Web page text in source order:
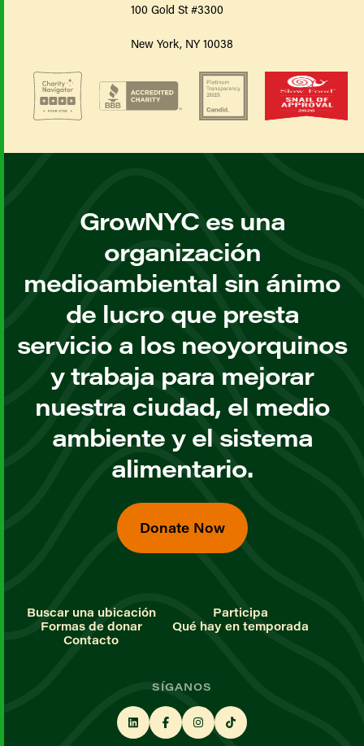
100 Gold St #3300
New York, NY 10038
GrowNYC es una
organización
medioambiental sin ánimo
de lucro que presta
servicio a los neoyorquinos
y trabaja para mejorar
nuestra ciudad, el medio
ambiente y el sistema
alimentario.
Donate Now
Buscar una ubicación
Participa
Formas de donar
Qué hay en temporada
Contacto
SÍGANOS